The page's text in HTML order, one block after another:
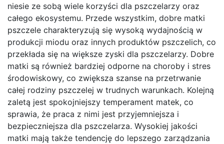
niesie ze sobą wiele korzyści dla pszczelarzy oraz
całego ekosystemu. Przede wszystkim, dobre matki
pszczele charakteryzują się wysoką wydajnością w
produkcji miodu oraz innych produktów pszczelich, co
przekłada się na większe zyski dla pszczelarzy. Dobre
matki są również bardziej odporne na choroby i stres
środowiskowy, co zwiększa szanse na przetrwanie
całej rodziny pszczelej w trudnych warunkach. Kolejną
zaletą jest spokojniejszy temperament matek, co
sprawia, że praca z nimi jest przyjemniejsza i
bezpieczniejsza dla pszczelarza. Wysokiej jakości
matki mają także tendencję do lepszego zarządzania